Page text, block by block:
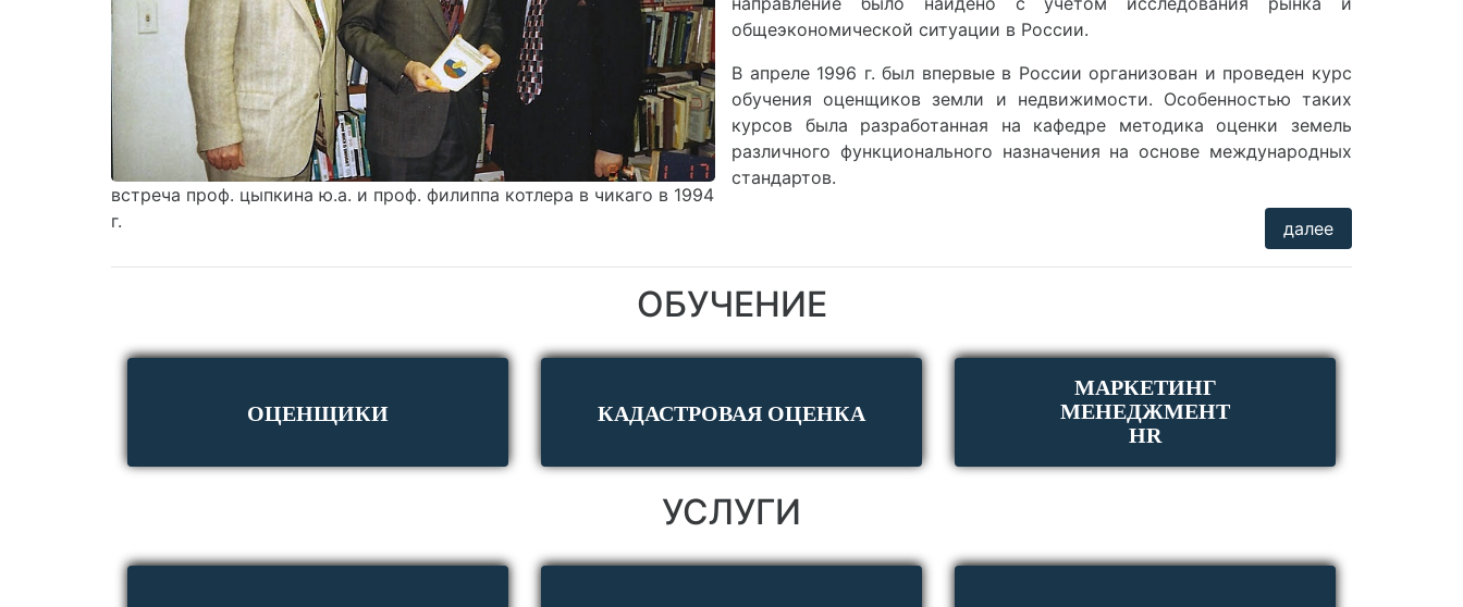
встреча проф. цыпкина ю.а. и проф. филиппа котлера в чикаго в 1994
г.
общеэкономической ситуации в России.
В апреле 1996 г. был впервые в России организован и проведен курс
обучения оценщиков земли и недвижимости. Особенностью таких
курсов была разработанная на кафедре методика оценки земель
различного функционального назначения на основе международных
стандартов.
далее
ОБУЧЕНИЕ
ОЦЕНЩИКИ КАДАСТРОВАЯ ОЦЕНКА
МАРКЕТИНГ
МЕНЕДЖМЕНТ
HR
УСЛУГИ